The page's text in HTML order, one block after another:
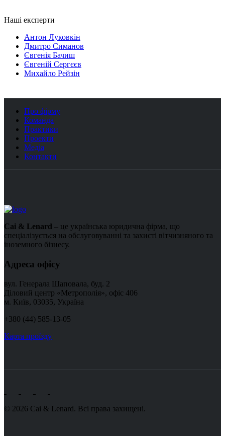
Наші експерти
Антон Луковкін
Дмитро Симанов
Євгенія Бачиш
Євгеній Сергєєв
Михайло Рейзін
Про фірму
Команда
Практики
Проекти
Медіа
Контакти
Cai & Lenard – це українська юридична фірма, що
спеціалізується на обслуговуванні та захисті вітчизняного та
іноземного бізнесу.
Адреса офісу
вул. Генерала Шаповала, буд. 2
Діловий центр «Метрополія», офіс 406
м. Київ, 03035, Україна
+380 (44) 585-13-05
Карта проїзду
© 2026 Cai & Lenard. Всі права захищені.